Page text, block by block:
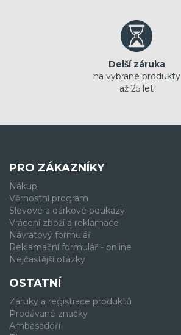
Delší záruka
na vybrané produkty
až 25 let
PRO ZÁKAZNÍKY
Nákup
Věrnostní program
Slevové a dárkové poukazy
Vrácení zboží a reklamace
Návratový formulář
Reklamační formulář - online
Nejčastější otázky
OSTATNÍ
Záruky a registrace produktů
Prodávané značky
Ambasadoři